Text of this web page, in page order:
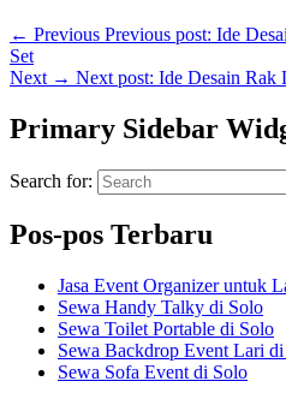
← Previous Previous post: Ide
Set
Next → Next post: Ide Desain Rak
Primary Sidebar
Search for:
Pos-pos Terbaru
Jasa Event Organizer untuk
Sewa Handy Talky di Solo
Sewa Toilet Portable di Solo
Sewa Backdrop Event Lari
Sewa Sofa Event di Solo